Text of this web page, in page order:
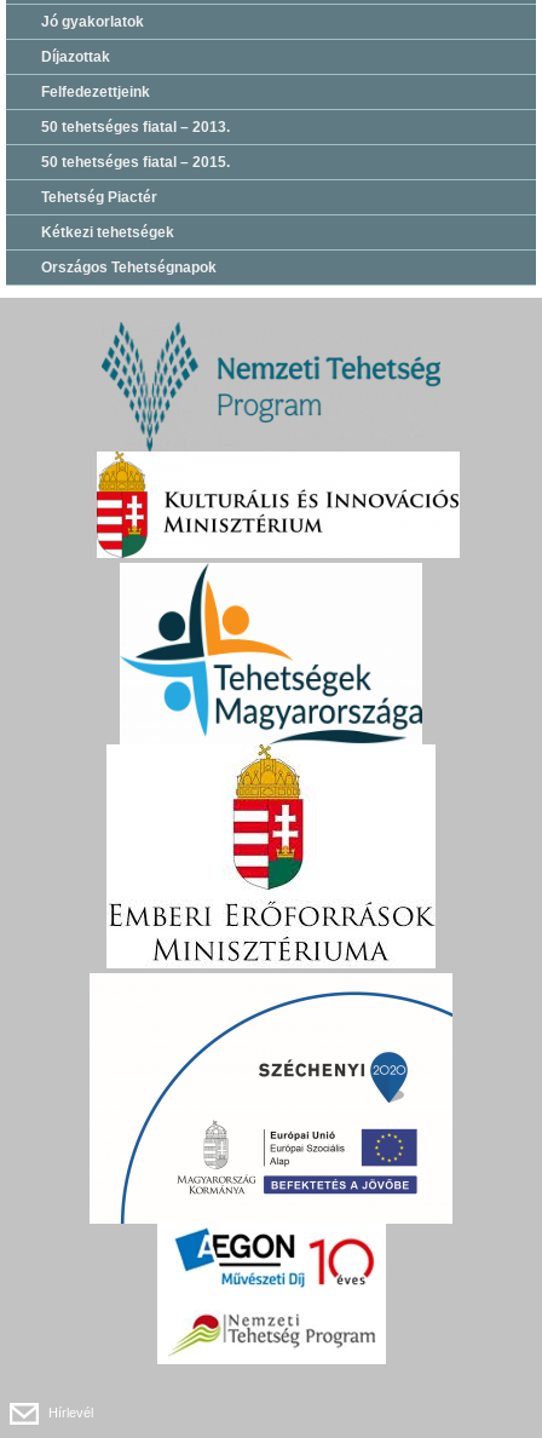
Jó gyakorlatok
Díjazottak
Felfedezettjeink
50 tehetséges fiatal – 2013.
50 tehetséges fiatal – 2015.
Tehetség Piactér
Kétkezi tehetségek
Országos Tehetségnapok
Hírlevél